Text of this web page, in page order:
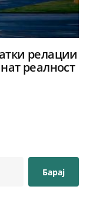
релации
реалност
Барај